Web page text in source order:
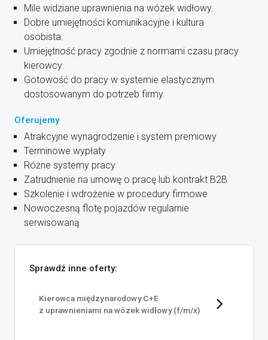
Mile widzia­ne upraw­nie­nia na wózek widłowy.
Dobre umie­jęt­no­ści komu­ni­ka­cyj­ne i kul­tu­ra
osobista.
Umie­jęt­ność pra­cy zgod­nie z nor­ma­mi cza­su pra­cy
kierowcy.
Goto­wość do pra­cy w sys­te­mie ela­stycz­nym
dosto­so­wa­nym do potrzeb firmy.
Oferujemy
Atrak­cyj­ne wyna­gro­dze­nie i sys­tem premiowy
Ter­mi­no­we wypłaty
Róż­ne sys­te­my pracy
Zatrud­nie­nie na umo­wę o pra­cę lub kon­trakt B2B
Szko­le­nie i wdro­że­nie w pro­ce­du­ry firmowe
Nowo­cze­sną flo­tę pojaz­dów regu­lar­nie
serwisowaną
Sprawdź inne oferty:
Kierowca międzynarodowy C+E
z uprawnieniami na wózek widłowy (f/​m/​x)